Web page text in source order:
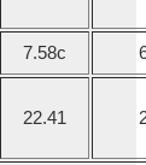
7.58c
22.41